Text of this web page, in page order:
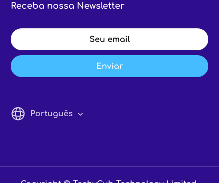
Receba nossa Newsletter
Enviar
Português